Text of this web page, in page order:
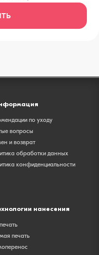
по уходу
вопросы
и возврат
обработки данных
конфиденциальности
нанесения
печать